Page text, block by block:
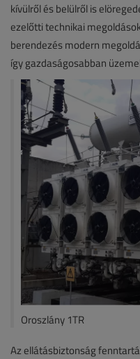
kívülről és belülről is
ezelőtti technikai
berendezés modern
így gazdaságosabban
Oroszlány 1TR
Az ellátásbiztonság